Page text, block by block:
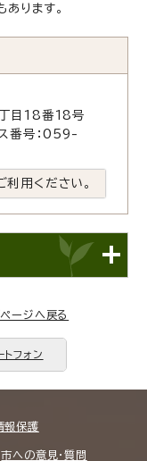
ります。
目18番18号
番号：059-
用ください。
ページへ戻る
トフォン
報保護
市への意見・質問